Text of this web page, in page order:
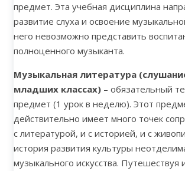
предмет. Эта учебная дисциплина
развитие слуха и освоение
него невозможно представить
полноценного музыканта.
Музыкальная литература
младших классах) – обязательный
предмет (1 урок в неделю). Этот
действительно имеет много точек
с литературой, и с историей, и с
история развития культуры
музыкального искусства. Путешествуя